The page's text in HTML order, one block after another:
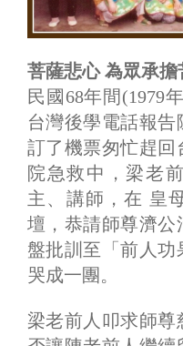
菩薩悲心 為眾承擔
民國68年間(1979
台灣後學電話報
訂了機票匆忙趕回
院急救中，梁老
主、講師，在 皇
壇，恭請師尊濟公
盤批訓至「前人功
哭成一團。
梁老前人叩求師